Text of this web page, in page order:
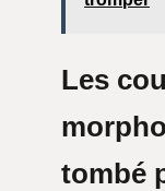
Les
tombé